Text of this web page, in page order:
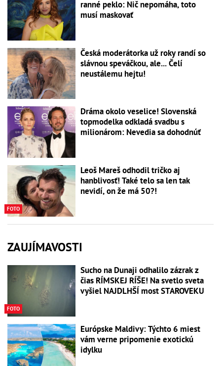
ranné peklo: Nič nepomáha, toto
musí maskovať
Česká moderátorka už roky randí so
slávnou speváčkou, ale... Čelí
neustálemu hejtu!
Dráma okolo veselice! Slovenská
topmodelka odkladá svadbu s
milionárom: Nevedia sa dohodnúť
FOTO
Leoš Mareš odhodil tričko aj
hanblivosť! Také telo sa len tak
nevidí, on že má 50?!
ZAUJÍMAVOSTI
FOTO
Sucho na Dunaji odhalilo zázrak z
čias RÍMSKEJ RÍŠE! Na svetlo sveta
vyšiel NAJDLHŠÍ most STAROVEKU
Európske Maldivy: Týchto 6 miest
vám verne pripomenie exotickú
idylku